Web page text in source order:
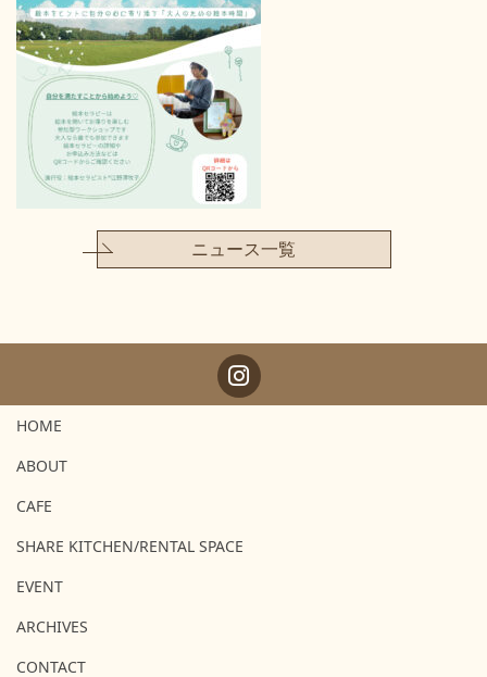
ニュース一覧
HOME
ABOUT
CAFE
SHARE KITCHEN/RENTAL SPACE
EVENT
ARCHIVES
CONTACT